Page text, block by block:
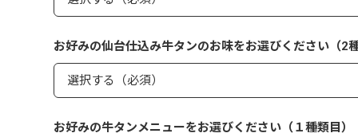
お好みの仙台仕込み牛タンのお味をお選びください（2
お好みの牛タンメニューをお選びください（１種類目）